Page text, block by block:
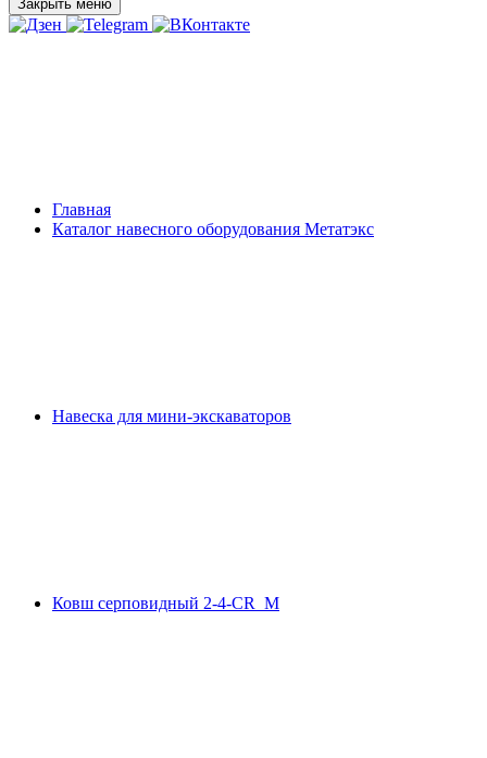
Закрыть меню
Главная
Каталог навесного оборудования Метатэкс
Навеска для мини-экскаваторов
Ковш серповидный 2-4-СR_M